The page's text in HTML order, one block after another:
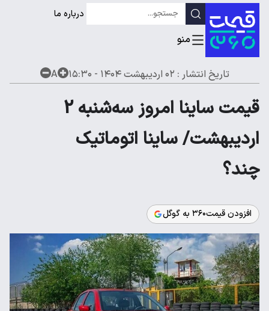
درباره ما
تاریخ انتشار : ۰۲ اردیبهشت ۱۴۰۴ - ۱۵:۳۰ A
قیمت ساینا امروز سه‌شنبه 2
اردیبهشت/ ساینا اتوماتیک
چند؟
افزودن قیمت۳۶۰ به گوگل